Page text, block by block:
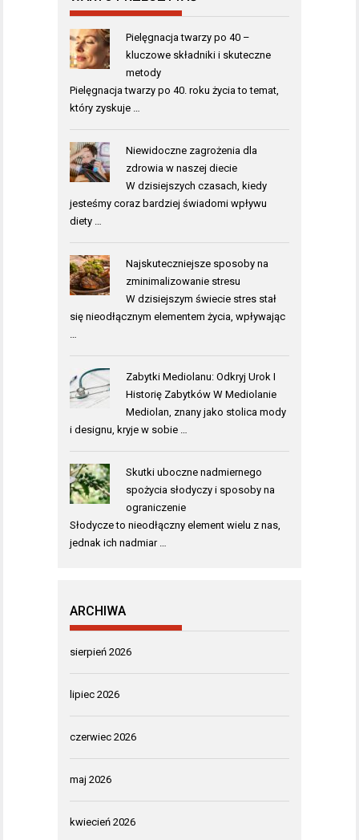
Pielęgnacja twarzy po 40 –
kluczowe składniki i skuteczne
metody
Pielęgnacja twarzy po 40. roku życia to temat,
który zyskuje …
Niewidoczne zagrożenia dla
zdrowia w naszej diecie
W dzisiejszych czasach, kiedy
jesteśmy coraz bardziej świadomi wpływu
diety …
Najskuteczniejsze sposoby na
zminimalizowanie stresu
W dzisiejszym świecie stres stał
się nieodłącznym elementem życia, wpływając
Zabytki Mediolanu: Odkryj Urok I
Historię Zabytków W Mediolanie
Mediolan, znany jako stolica mody
i designu, kryje w sobie …
Skutki uboczne nadmiernego
spożycia słodyczy i sposoby na
ograniczenie
Słodycze to nieodłączny element wielu z nas,
jednak ich nadmiar …
ARCHIWA
sierpień 2026
lipiec 2026
czerwiec 2026
maj 2026
kwiecień 2026